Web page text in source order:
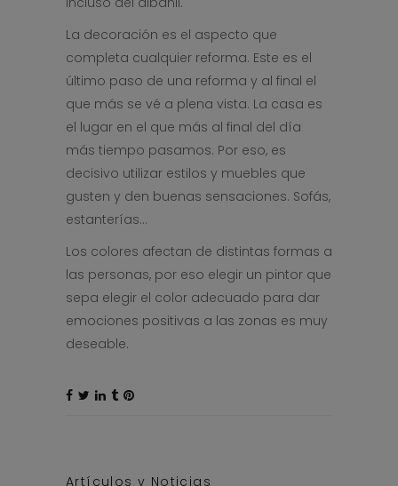
La decoración es el aspecto que
completa cualquier reforma. Este es el
último paso de una reforma y al final el
que más se vé a plena vista. La casa es
el lugar en el que más al final del día
más tiempo pasamos. Por eso, es
decisivo utilizar estilos y muebles que
gusten y den buenas sensaciones. Sofás,
estanterías…
Los colores afectan de distintas formas a
las personas, por eso elegir un pintor que
sepa elegir el color adecuado para dar
emociones positivas a las zonas es muy
deseable.
Artículos y Noticias